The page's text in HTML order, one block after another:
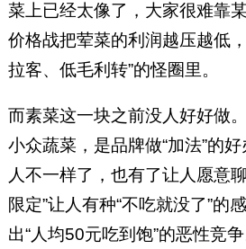
菜上已经太像了，大家很难靠
价格战把荤菜的利润越压越低
拉客、低毛利转”的怪圈里。
而素菜这一块之前没人好好做
小众蔬菜，是品牌做“加法”的
人不一样了，也有了让人愿意
限定”让人有种“不吃就没了”的
出“人均50元吃到饱”的恶性竞争